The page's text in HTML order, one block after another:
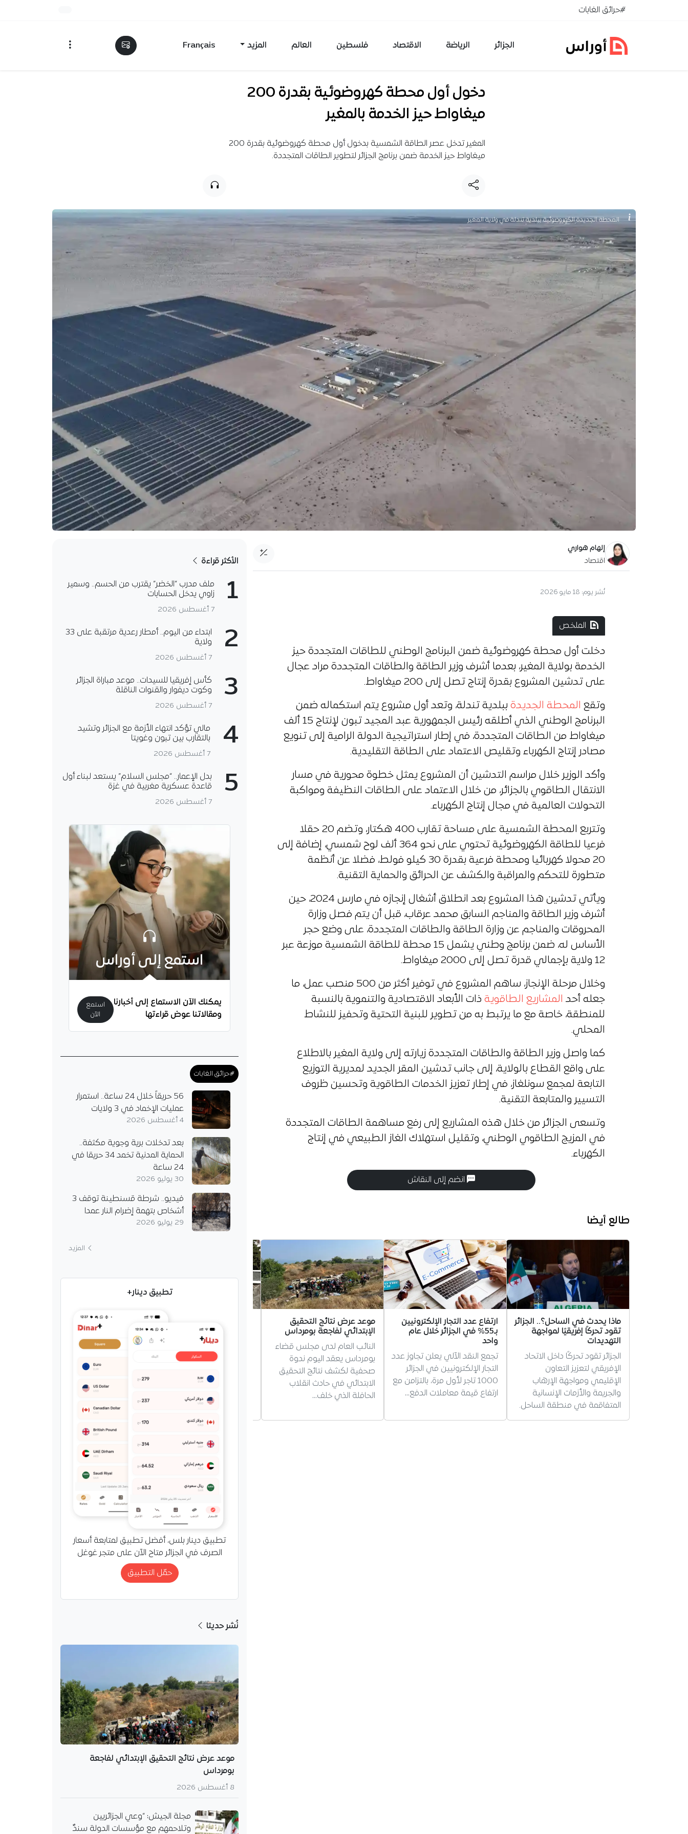
تخطي إلى المحتوى#حرائق الغابات
الجزائر الرياضة الاقتصاد فلسطين العالم المزيد Français
دخول أول محطة كهروضوئية بقدرة 200
ميغاواط حيز الخدمة بالمغير
المغير تدخل عصر الطاقة الشمسية بدخول أول محطة كهروضوئية بقدرة 200
ميغاواط حيز الخدمة ضمن برنامج الجزائر لتطوير الطاقات المتجددة.
المحطة الجديدة الكهروضوئية ببلدية تندلة في ولاية المغير
إلهام هواري
اقتصاد
نُشر يوم: 18 مايو 2026
الملخص
دخلت أول محطة كهروضوئية ضمن البرنامج الوطني للطاقات المتجددة حيز
الخدمة بولاية المغير، بعدما أشرف وزير الطاقة والطاقات المتجددة مراد عجال
على تدشين المشروع بقدرة إنتاج تصل إلى 200 ميغاواط.
وتقع المحطة الجديدة ببلدية تندلة، وتعد أول مشروع يتم استكماله ضمن
البرنامج الوطني الذي أطلقه رئيس الجمهورية عبد المجيد تبون لإنتاج 15 ألف
ميغاواط من الطاقات المتجددة، في إطار استراتيجية الدولة الرامية إلى تنويع
مصادر إنتاج الكهرباء وتقليص الاعتماد على الطاقة التقليدية.
وأكد الوزير خلال مراسم التدشين أن المشروع يمثل خطوة محورية في مسار
الانتقال الطاقوي بالجزائر، من خلال الاعتماد على الطاقات النظيفة ومواكبة
التحولات العالمية في مجال إنتاج الكهرباء.
وتتربع المحطة الشمسية على مساحة تقارب 400 هكتار، وتضم 20 حقلا
فرعيا للطاقة الكهروضوئية تحتوي على نحو 364 ألف لوح شمسي، إضافة إلى
20 محولا كهربائيا ومحطة فرعية بقدرة 30 كيلو فولط، فضلا عن أنظمة
متطورة للتحكم والمراقبة والكشف عن الحرائق والحماية التقنية.
ويأتي تدشين هذا المشروع بعد انطلاق أشغال إنجازه في مارس 2024، حين
أشرف وزير الطاقة والمناجم السابق محمد عرقاب، قبل أن يتم فصل وزارة
المحروقات والمناجم عن وزارة الطاقة والطاقات المتجددة، على وضع حجر
الأساس له، ضمن برنامج وطني يشمل 15 محطة للطاقة الشمسية موزعة عبر
12 ولاية بإجمالي قدرة تصل إلى 2000 ميغاواط.
وخلال مرحلة الإنجاز، ساهم المشروع في توفير أكثر من 500 منصب عمل، ما
جعله أحد المشاريع الطاقوية ذات الأبعاد الاقتصادية والتنموية بالنسبة
للمنطقة، خاصة مع ما يرتبط به من تطوير للبنية التحتية وتحفيز للنشاط
المحلي.
كما واصل وزير الطاقة والطاقات المتجددة زيارته إلى ولاية المغير بالاطلاع
على واقع القطاع بالولاية، إلى جانب تدشين المقر الجديد لمديرية التوزيع
التابعة لمجمع سونلغاز، في إطار تعزيز الخدمات الطاقوية وتحسين ظروف
التسيير والمتابعة التقنية.
وتسعى الجزائر من خلال هذه المشاريع إلى رفع مساهمة الطاقات المتجددة
في المزيج الطاقوي الوطني، وتقليل استهلاك الغاز الطبيعي في إنتاج
الكهرباء.
انضم إلى النقاش
طالع أيضا
ماذا يحدث في الساحل؟.. الجزائر
تقود تحركًا إفريقيًا لمواجهة
التهديدات
الجزائر تقود تحركًا داخل الاتحاد
الإفريقي لتعزيز التعاون
الإقليمي ومواجهة الإرهاب
والجريمة والأزمات الإنسانية
المتفاقمة في منطقة الساحل.
ارتفاع عدد التجار الإلكترونيين
بـ55% في الجزائر خلال عام
واحد
تجمع النقد الآلي يعلن تجاوز عدد
التجار الإلكترونيين في الجزائر
1000 تاجر لأول مرة، بالتزامن مع
ارتفاع قيمة معاملات الدفع…
موعد عرض نتائج التحقيق
الإبتدائي لفاجعة بومرداس
النائب العام لدى مجلس قضاء
بومرداس يعقد اليوم ندوة
صحفية لكشف نتائج التحقيق
الابتدائي في حادث انقلاب
الحافلة الذي خلف…
مجلة الجيش: “وعي الجزائريين
وتلاحمهم مع مؤسسات الدولة
سندٌ لاستقرار الوطن”
أكدت مجلة الجيش أن الجزائر
مختلف الميادين، وتعزز أمنها
الأكثر قراءة
1
ملف مدرب “الخضر” يقترب من الحسم.. وسمير
زاوي يدخل الحسابات
7 أغسطس 2026
2
ابتداء من اليوم.. أمطار رعدية مرتقبة على 33
ولاية
7 أغسطس 2026
3
كأس إفريقيا للسيدات.. موعد مباراة الجزائر
وكوت ديفوار والقنوات الناقلة
7 أغسطس 2026
4
مالي تؤكد انتهاء الأزمة مع الجزائر وتشيد
بالتقارب بين تبون وغويتا
7 أغسطس 2026
5
بدل الإعمار.. “مجلس السلام” يستعد لبناء أول
قاعدة عسكرية مغربية في غزة
7 أغسطس 2026
استمع إلى أوراس
يمكنك الآن الاستماع إلى أخبارنا
ومقالاتنا عوض قراءتها
استمع
الآن
#حرائق الغابات
56 حريقاً خلال 24 ساعة.. استمرار
عمليات الإخماد في 3 ولايات
4 أغسطس 2026
بعد تدخلات برية وجوية مكثفة..
الحماية المدنية تخمد 34 حريقا في
24 ساعة
30 يوليو 2026
فيديو.. شرطة قسنطينة توقف 3
أشخاص بتهمة إضرام النار عمدا
29 يوليو 2026
المزيد
تطبيق دينار+
تطبيق دينار بلس، أفضل تطبيق لمتابعة أسعار
الصرف في الجزائر متاح الآن على متجر غوغل
حمّل التطبيق
نُشر حديثا
موعد عرض نتائج التحقيق الإبتدائي لفاجعة
بومرداس
8 أغسطس 2026
مجلة الجيش: “وعي الجزائريين
وتلاحمهم مع مؤسسات الدولة سندٌ